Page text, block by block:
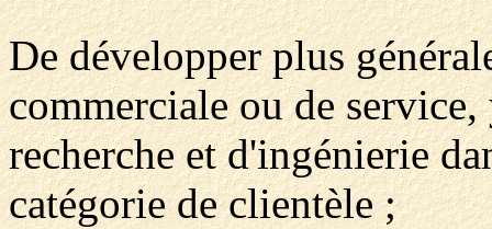
De développer plus
commerciale ou de
recherche et d'ingénierie
catégorie de clientèle ;